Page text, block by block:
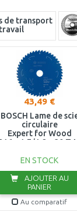
de transport
43,49 €
BOSCH Lame de
circulaire
Expert for Wood
x 1,7/1,2 x 30
EN STOCK
AJOUTER AU
PANIER
Au comparatif